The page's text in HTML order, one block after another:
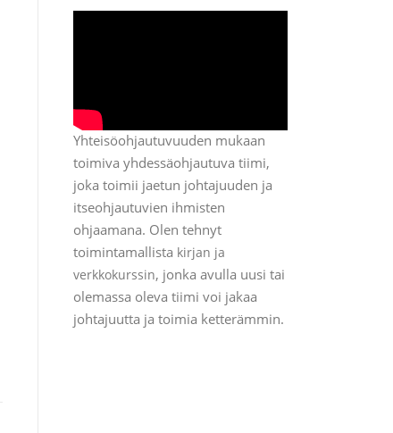
Yhteisöohjautuvuuden mukaan
toimiva yhdessäohjautuva tiimi,
joka toimii jaetun johtajuuden ja
itseohjautuvien ihmisten
ohjaamana. Olen tehnyt
toimintamallista kirjan ja
verkkokurssin, jonka avulla uusi tai
olemassa oleva tiimi voi jakaa
johtajuutta ja toimia ketterämmin.